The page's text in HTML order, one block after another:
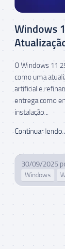
Windows
O Windows 11
como uma
artificial e
entrega como
instalação...
Continuar
30/09/2025
Windows